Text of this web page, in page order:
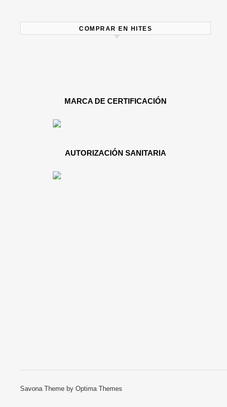
COMPRAR EN HITES
MARCA DE CERTIFICACIÓN
AUTORIZACIÓN SANITARIA
Savona Theme by Optima Themes